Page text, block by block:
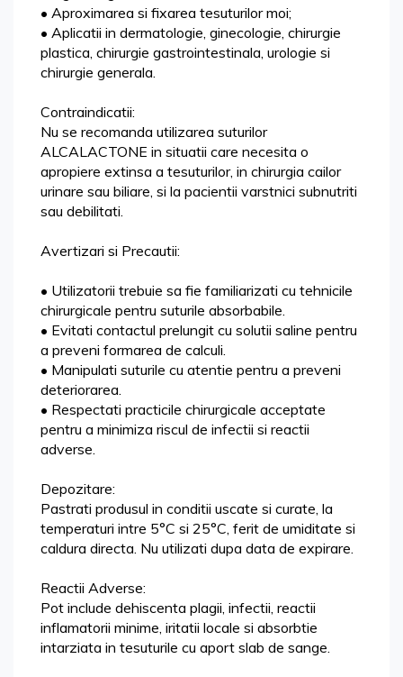
• Aproximarea si fixarea tesuturilor moi;
• Aplicatii in dermatologie, ginecologie, chirurgie
plastica, chirurgie gastrointestinala, urologie si
chirurgie generala.
Contraindicatii:
Nu se recomanda utilizarea suturilor
ALCALACTONE in situatii care necesita o
apropiere extinsa a tesuturilor, in chirurgia cailor
urinare sau biliare, si la pacientii varstnici subnutriti
sau debilitati.
Avertizari si Precautii:
• Utilizatorii trebuie sa fie familiarizati cu tehnicile
chirurgicale pentru suturile absorbabile.
• Evitati contactul prelungit cu solutii saline pentru
a preveni formarea de calculi.
• Manipulati suturile cu atentie pentru a preveni
deteriorarea.
• Respectati practicile chirurgicale acceptate
pentru a minimiza riscul de infectii si reactii
adverse.
Depozitare:
Pastrati produsul in conditii uscate si curate, la
temperaturi intre 5°C si 25°C, ferit de umiditate si
caldura directa. Nu utilizati dupa data de expirare.
Reactii Adverse:
Pot include dehiscenta plagii, infectii, reactii
inflamatorii minime, iritatii locale si absorbtie
intarziata in tesuturile cu aport slab de sange.